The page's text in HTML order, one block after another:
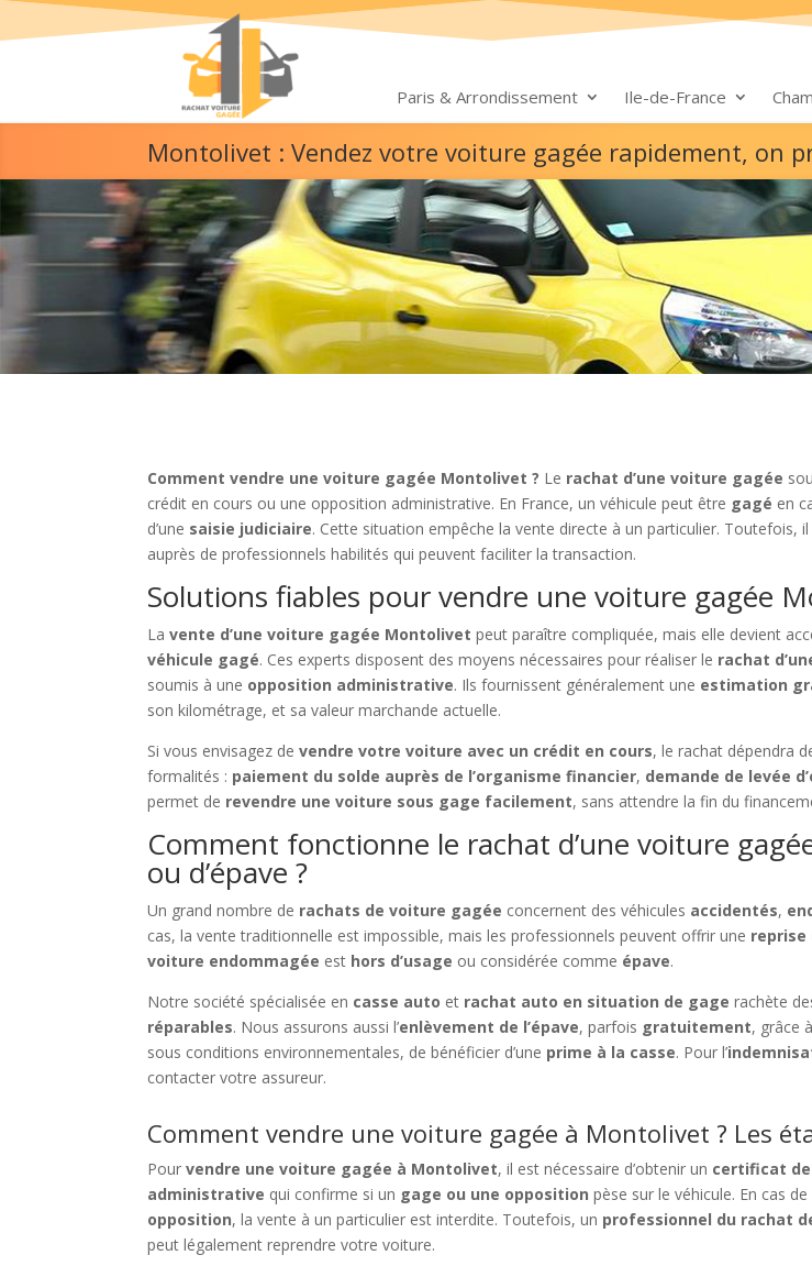
Paris & Arrondissement Ile-de-France
Montolivet : Vendez votre voiture gagée rapidement, on
Comment vendre une voiture gagée Montolivet ? Le rachat d’une voiture gagée
crédit en cours ou une opposition administrative. En France, un véhicule peut être gagé en
d’une saisie judiciaire. Cette situation empêche la vente directe à un particulier. Toutefois,
auprès de professionnels habilités qui peuvent faciliter la transaction.
Solutions fiables pour vendre une voiture gagée
Lavente d’une voiture gagée Montolivet peut paraître compliquée, mais elle devient
véhicule gagé. Ces experts disposent des moyens nécessaires pour réaliser le rachat
soumis à une opposition administrative. Ils fournissent généralement une estimation
son kilométrage, et sa valeur marchande actuelle.
Si vous envisagez devendre votre voiture avec un crédit en cours, le rachat dépendra
formalités : paiement du solde auprès de l’organisme financier, demande de levée
permet de revendre une voiture sous gage facilement, sans attendre la fin du
Comment fonctionne le rachat d’une voiture
ou d’épave ?
Un grand nombre de rachats de voiture gagée concernent des véhicules accidentés,
cas, la vente traditionnelle est impossible, mais les professionnels peuvent offrir une reprise
voiture endommagée est hors d’usage ou considérée comme épave.
Notre société spécialisée en casse auto et rachat auto en situation de gage rachète
réparables. Nous assurons aussi l’enlèvement de l’épave, parfois gratuitement, grâce
sous conditions environnementales, de bénéficier d’une prime à la casse. Pour l’
contacter votre assureur.
Comment vendre une voiture gagée à Montolivet ? Les
Pourvendre une voiture gagée à Montolivet, il est nécessaire d’obtenir un certificat
administrative qui confirme si un gage ou une opposition pèse sur le véhicule. En cas de
opposition, la vente à un particulier est interdite. Toutefois, un professionnel du rachat
peut légalement reprendre votre voiture.